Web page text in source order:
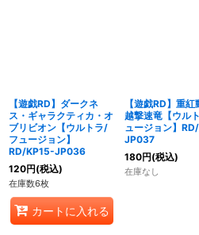
【遊戯RD】ダークネ
ス・ギャラクティカ・オ
ブリビオン【ウルトラ/
フュージョン】
RD/KP15-JP036
120円(税込)
在庫数6枚
カートに入れる
【遊戯RD】重紅
越撃速竜【ウル
ュージョン】
JP037
180円(税込)
在庫なし